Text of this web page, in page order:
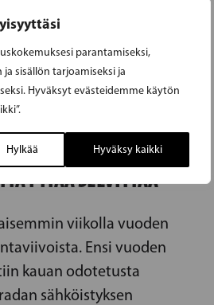
parantamiseksi,
sisällön tarjoamiseksi ja
Hyväksyt evästeidemme käytön
Hylkää Hyväksy kaikki
VÄLISTÄ
PITÄÄ SELVITTÄÄ
viikolla vuoden
Ensi vuoden
kauan odotetusta
sähköistyksen